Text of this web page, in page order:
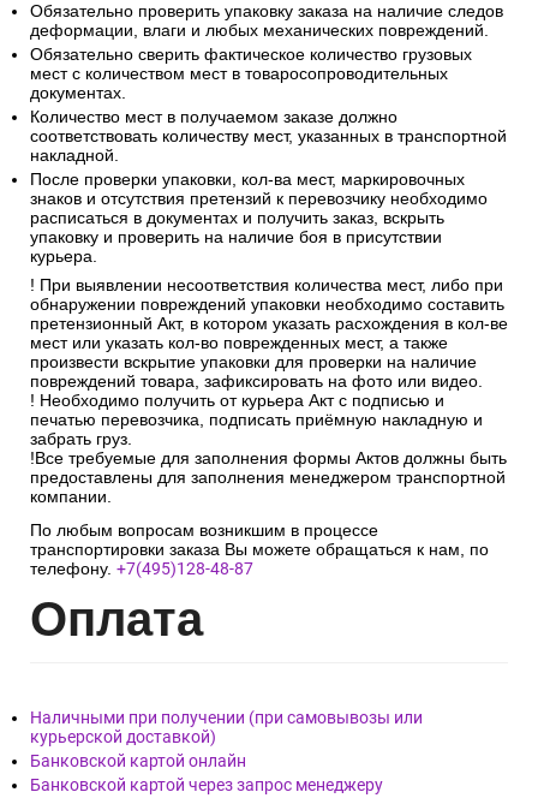
Обязательно проверить упаковку заказа на наличие следов
деформации, влаги и любых механических повреждений.
Обязательно сверить фактическое количество грузовых
мест с количеством мест в товаросопроводительных
документах.
Количество мест в получаемом заказе должно
соответствовать количеству мест, указанных в транспортной
накладной.
После проверки упаковки, кол-ва мест, маркировочных
знаков и отсутствия претензий к перевозчику необходимо
расписаться в документах и получить заказ, вскрыть
упаковку и проверить на наличие боя в присутствии
курьера.
! При выявлении несоответствия количества мест, либо при
обнаружении повреждений упаковки необходимо составить
претензионный Акт, в котором указать расхождения в кол-ве
мест или указать кол-во поврежденных мест, а также
произвести вскрытие упаковки для проверки на наличие
повреждений товара, зафиксировать на фото или видео.
! Необходимо получить от курьера Акт с подписью и
печатью перевозчика, подписать приёмную накладную и
забрать груз.
!Все требуемые для заполнения формы Актов должны быть
предоставлены для заполнения менеджером транспортной
компании.
По любым вопросам возникшим в процессе
транспортировки заказа Вы можете обращаться к нам, по
телефону. +7(495)128-48-87
Оплата
Наличными при получении (при самовывозы или
курьерской доставкой)
Банковской картой онлайн
Банковской картой через запрос менеджеру